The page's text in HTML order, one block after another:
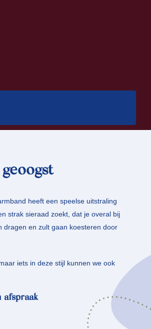
heeft een speelse uitstraling
strak sieraad zoekt, dat je overal bij
dragen en zult gaan koesteren door
iets in deze stijl kunnen we ook
afspraak